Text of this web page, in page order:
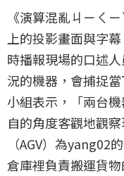
《演算混亂ㄐㄧㄑ
上的投影畫面與字
時播報現場的口述
況的機器，會捕捉
小組表示，「兩台
自的角度客觀地觀
（AGV）為yang02
倉庫裡負責搬運貨